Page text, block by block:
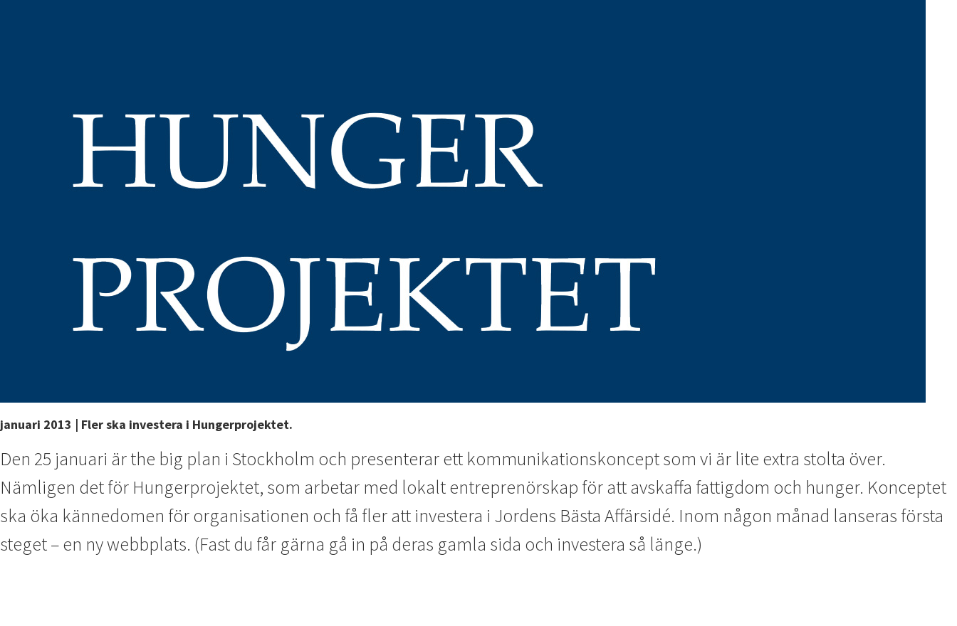
januari 2013 | Fler ska investera i Hungerprojektet.
Den 25 januari är the big plan i Stockholm och presenterar ett kommunikationskoncept som vi är lite extra stolta över.
Nämligen det för Hungerprojektet, som arbetar med lokalt entreprenörskap för att avskaffa fattigdom och hunger. Konceptet
ska öka kännedomen för organisationen och få fler att investera i Jordens Bästa Affärsidé. Inom någon månad lanseras första
steget – en ny webbplats. (Fast du får gärna gå in på deras gamla sida och investera så länge.)